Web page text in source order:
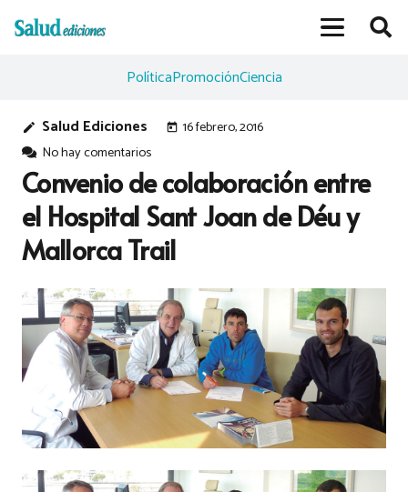
PolíticaPromociónCiencia
edit Salud Ediciones today 16 febrero, 2016
No hay comentarios
Convenio de colaboración entre
el Hospital Sant Joan de Déu y
Mallorca Trail